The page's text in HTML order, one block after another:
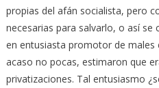
propias del afán socialista, pero
necesarias para salvarlo, o así
en entusiasta promotor de
acaso no pocas, estimaron que
privatizaciones. Tal entusiasmo